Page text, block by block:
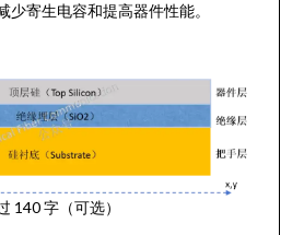
少寄生电容和提高器件性能。
140 字（可选）